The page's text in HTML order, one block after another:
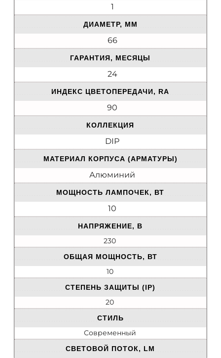
1
ДИАМЕТР, ММ
66
ГАРАНТИЯ, МЕСЯЦЫ
24
ИНДЕКС ЦВЕТОПЕРЕДАЧИ, RA
90
КОЛЛЕКЦИЯ
DIP
МАТЕРИАЛ КОРПУСА (АРМАТУРЫ)
Алюминий
МОЩНОСТЬ ЛАМПОЧЕК, ВТ
10
НАПРЯЖЕНИЕ, В
230
ОБЩАЯ МОЩНОСТЬ, ВТ
10
СТЕПЕНЬ ЗАЩИТЫ (IP)
20
СТИЛЬ
Современный
СВЕТОВОЙ ПОТОК, LM